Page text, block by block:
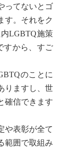
ってないとゴ
す。それをク
LGBTQ施策
すから、すご
のことに
りますし、世
確信できます
や表彰が全て
範囲で取組み